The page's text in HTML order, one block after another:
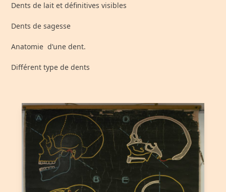
Dents de lait et définitives visibles
Dents de sagesse
Anatomie d’une dent.
Différent type de dents